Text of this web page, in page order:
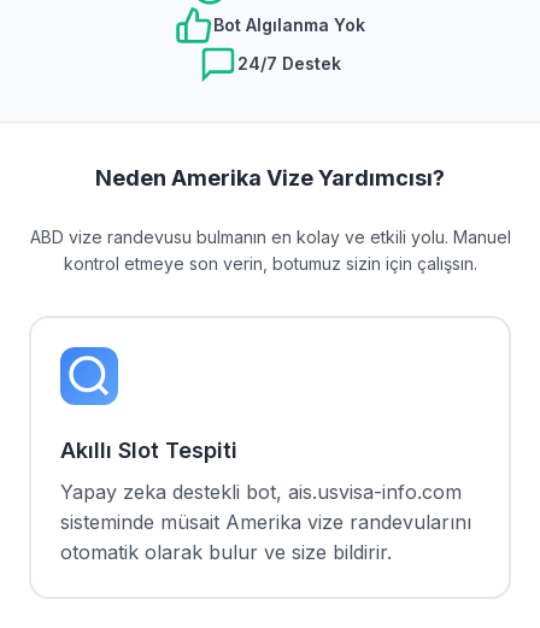
Bot Algılanma Yok
24/7 Destek
Neden Amerika Vize Yardımcısı?
ABD vize randevusu bulmanın en kolay ve etkili yolu. Manuel
kontrol etmeye son verin, botumuz sizin için çalışsın.
Akıllı Slot Tespiti
Yapay zeka destekli bot, ais.usvisa-info.com
sisteminde müsait Amerika vize randevularını
otomatik olarak bulur ve size bildirir.